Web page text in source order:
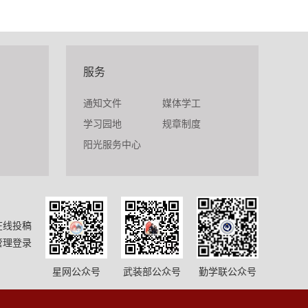
服务
通知文件
媒体学工
学习园地
规章制度
阳光服务中心
星网公众号 武装部公众号 勤学联公众号
线投稿
理登录